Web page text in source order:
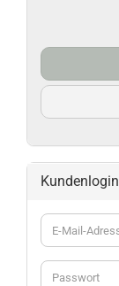
Kundenlogin